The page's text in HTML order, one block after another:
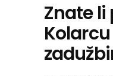
Znate li